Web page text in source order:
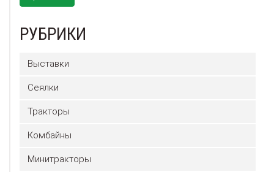
РУБРИКИ
Выставки
Сеялки
Тракторы
Комбайны
Минитракторы